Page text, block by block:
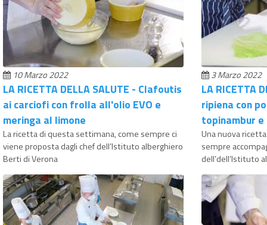
10 Marzo 2022
LA RICETTA DELLA SALUTE - Clafoutis
ai carciofi con frolla all'olio EVO e
meringa al limone
La ricetta di questa settimana, come sempre ci
viene proposta dagli chef dell’Istituto alberghiero
Berti di Verona
3 Marzo 2022
LA RICETTA
ripiena con
topinambur
Una nuova
sempre
dell’dell’Istituto